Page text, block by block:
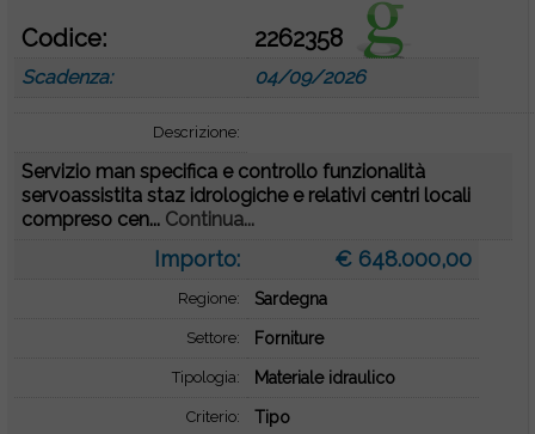
Codice: 2262358
Scadenza: 04/09/2026
Descrizione:
Servizio man specifica e controllo funzionalità
servoassistita staz idrologiche e relativi centri locali
compreso cen... Continua...
Importo: € 648.000,00
Regione: Sardegna
Settore: Forniture
Tipologia: Materiale idraulico
Criterio: Tipo